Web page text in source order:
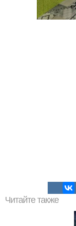
Читайте также